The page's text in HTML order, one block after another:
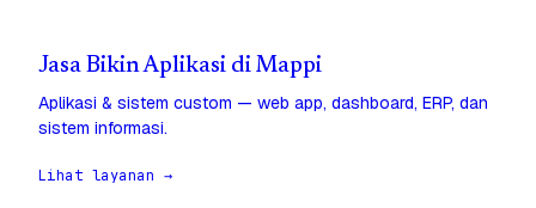
Jasa Bikin Aplikasi di Mappi
Aplikasi & sistem custom — web app, dashboard, ERP, dan
sistem informasi.
Lihat layanan →